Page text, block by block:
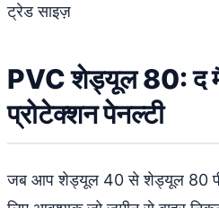
ट्रेड साइज़
PVC शेड्यूल 80: द
प्रोटेक्शन पेनल्टी
जब आप शेड्यूल 40 से शेड्यूल 80